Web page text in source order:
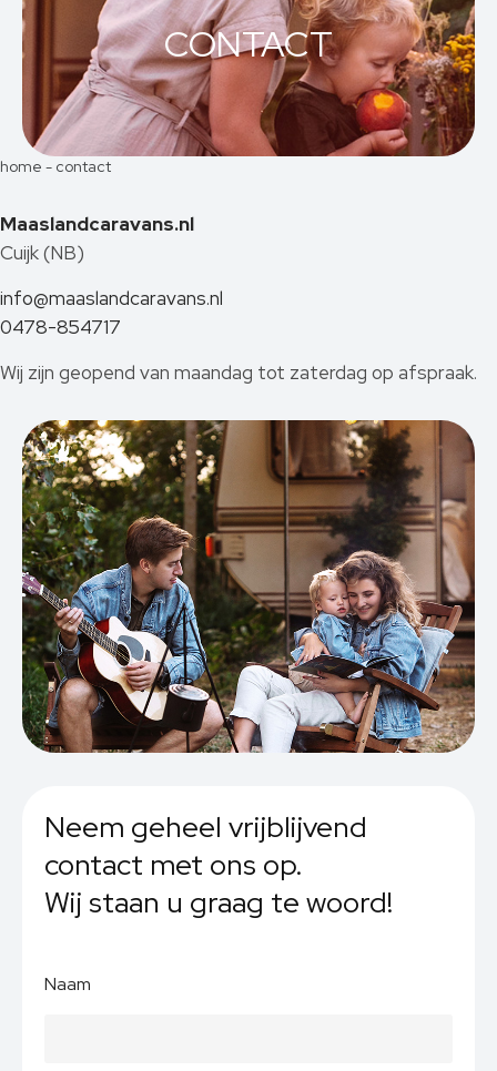
home - contact
CONTACT
Maaslandcaravans.nl
Cuijk (NB)
info@maaslandcaravans.nl
0478-854717
Wij zijn geopend van maandag tot zaterdag op afspraak.
Neem geheel vrijblijvend
contact met ons op.
Wij staan u graag te woord!
Naam